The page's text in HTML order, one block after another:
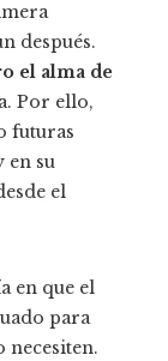
después.
el alma de
Por ello,
futuras
en su
el
en que el
para
necesiten.